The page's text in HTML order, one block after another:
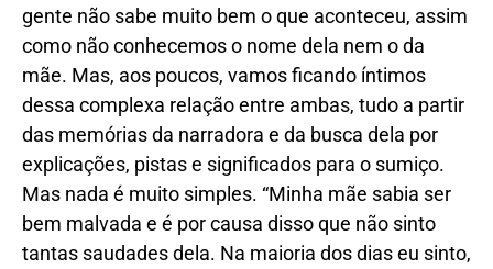
gente não sabe muito bem o que aconteceu, assim
como não conhecemos o nome dela nem o da
mãe. Mas, aos poucos, vamos ficando íntimos
dessa complexa relação entre ambas, tudo a partir
das memórias da narradora e da busca dela por
explicações, pistas e significados para o sumiço.
Mas nada é muito simples. “Minha mãe sabia ser
bem malvada e é por causa disso que não sinto
tantas saudades dela. Na maioria dos dias eu sinto,